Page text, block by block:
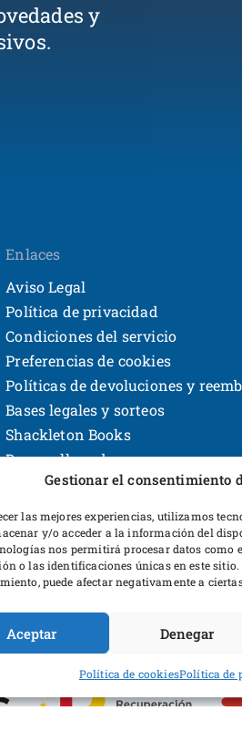
Gestionar el consentimiento
las mejores experiencias, utilizamos
y/o acceder a la información del
nos permitirá procesar datos como
o las identificaciones únicas en este
puede afectar negativamente a
Aceptar Denegar
Política de cookiesPolítica de
y
Enlaces
Aviso Legal
Política de privacidad
Condiciones del servicio
Preferencias de cookies
Políticas de devoluciones y
Bases legales y sorteos
Shackleton Books
Desarrollo web
Cultura y Deporte